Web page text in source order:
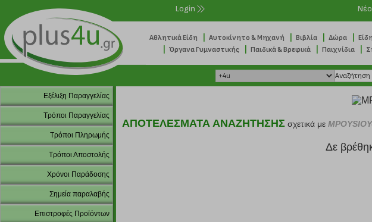
Login
Αθλητικά Είδη Αυτοκίνητο & Μηχανή Βιβλία Δώρα
Όργανα Γυμναστικής Παιδικά & Βρεφικά Παιχνίδια
Εξέλιξη Παραγγελίας
Τρόποι Παραγγελίας
Τρόποι Πληρωμής
Τρόποι Αποστολής
Χρόνοι Παράδοσης
Σημεία παραλαβής
Επιστροφές Προϊόντων
ΑΠΟΤΕΛΕΣΜΑΤΑ ΑΝΑΖΗΤΗΣΗΣ σχετικά με
Δε